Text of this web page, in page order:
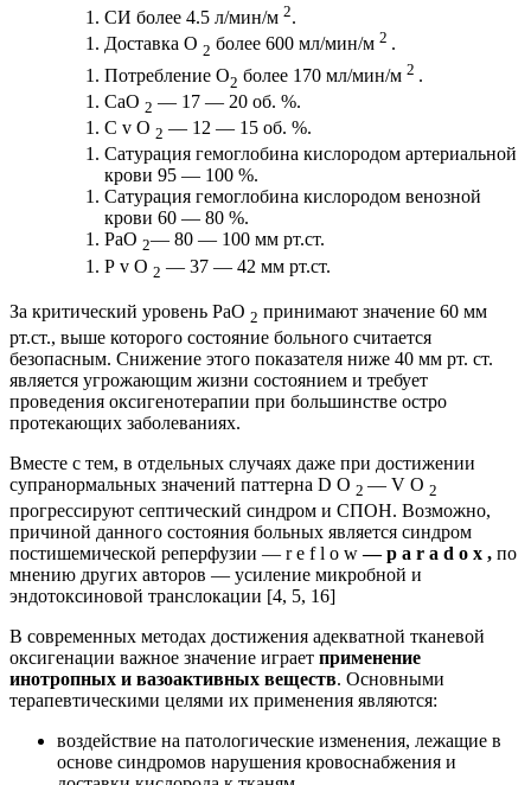
СИ более 4.5 л/мин/м 2.
Доставка О 2 более 600 мл/мин/м 2 .
Потребление О2 более 170 мл/мин/м 2 .
СаО 2 — 17 — 20 об. %.
С v О 2 — 12 — 15 об. %.
Сатурация гемоглобина кислородом артериальной
крови 95 — 100 %.
Сатурация гемоглобина кислородом венозной
крови 60 — 80 %.
РаО 2— 80 — 100 мм рт.ст.
Р v О 2 — 37 — 42 мм рт.ст.
За критический уровень РаО 2 принимают значение 60 мм
рт.ст., выше которого состояние больного считается
безопасным. Снижение этого показателя ниже 40 мм рт. ст.
является угрожающим жизни состоянием и требует
проведения оксигенотерапии при большинстве остро
протекающих заболеваниях.
Вместе с тем, в отдельных случаях даже при достижении
супранормальных значений паттерна D O 2 — V O 2
прогрессируют септический синдром и СПОН. Возможно,
причиной данного состояния больных является синдром
постишемической реперфузии — r e f l o w— p a r a d o x , по
мнению других авторов — усиление микробной и
эндотоксиновой транслокации [4, 5, 16]
В современных методах достижения адекватной тканевой
оксигенации важное значение играет применение
инотропных и вазоактивных веществ. Основными
терапевтическими целями их применения являются:
воздействие на патологические изменения, лежащие в
основе синдромов нарушения кровоснабжения и